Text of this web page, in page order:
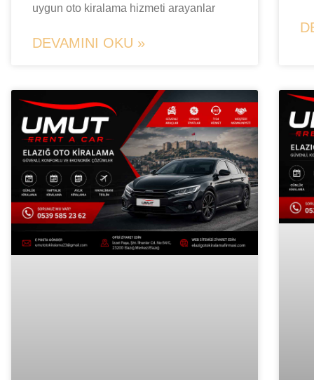
uygun oto kiralama hizmeti arayanlar
DEVAMINI OKU »